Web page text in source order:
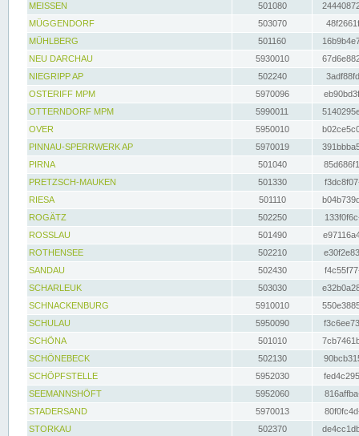
MEISSEN
501080
MÜGGENDORF
503070
MÜHLBERG
501160
NEU DARCHAU
5930010
NIEGRIPP AP
502240
OSTERIFF MPM
5970096
OTTERNDORF MPM
5990011
OVER
5950010
PINNAU-SPERRWERK AP
5970019
PIRNA
501040
PRETZSCH-MAUKEN
501330
RIESA
501110
ROGÄTZ
502250
ROSSLAU
501490
ROTHENSEE
502210
SANDAU
502430
SCHARLEUK
503030
SCHNACKENBURG
5910010
SCHULAU
5950090
SCHÖNA
501010
SCHÖNEBECK
502130
SCHÖPFSTELLE
5952030
SEEMANNSHÖFT
5952060
STADERSAND
5970013
STORKAU
502370